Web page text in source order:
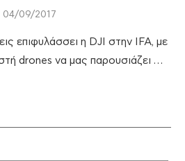
04/09/2017
επιφυλάσσει η DJI στην IFA, με
drones να μας παρουσιάζει …